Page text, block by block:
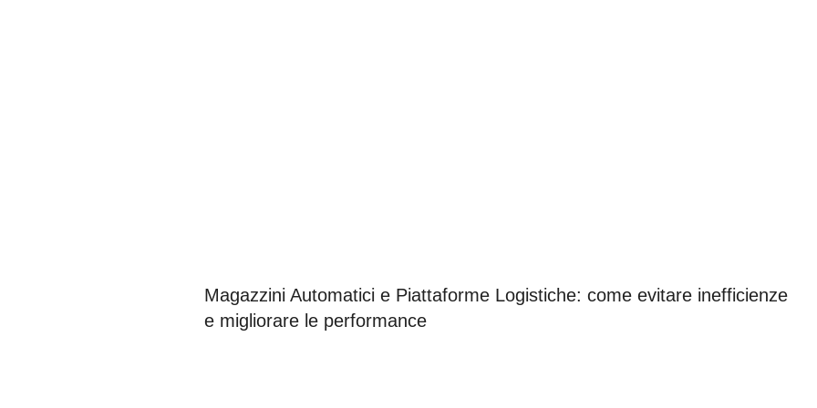
Magazzini Automatici e Piattaforme Logistiche: come evitare inefficienze
e migliorare le performance